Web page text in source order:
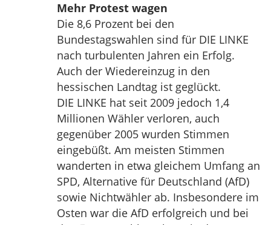
Mehr Protest wagen
Die 8,6 Prozent bei den
Bundestagswahlen sind für DIE LINKE
nach turbulenten Jahren ein Erfolg.
Auch der Wiedereinzug in den
hessischen Landtag ist geglückt.
DIE LINKE hat seit 2009 jedoch 1,4
Millionen Wähler verloren, auch
gegenüber 2005 wurden Stimmen
eingebüßt. Am meisten Stimmen
wanderten in etwa gleichem Umfang an
SPD, Alternative für Deutschland (AfD)
sowie Nichtwähler ab. Insbesondere im
Osten war die AfD erfolgreich und bei